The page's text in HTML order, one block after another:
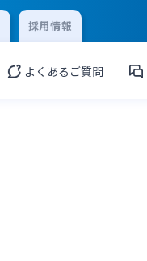
採用情報
よくあるご質問